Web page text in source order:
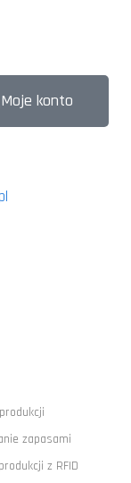
Moje konto
zapasami
z RFID